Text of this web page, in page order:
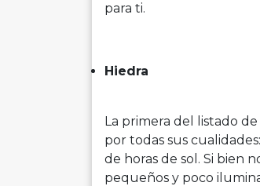
para ti.
Hiedra
La primera del listado
por todas sus
de horas de sol. Si bien
pequeños y poco